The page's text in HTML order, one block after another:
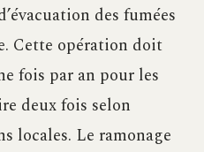
des fumées
Cette opération doit
fois par an pour les
deux fois selon
locales. Le ramonage